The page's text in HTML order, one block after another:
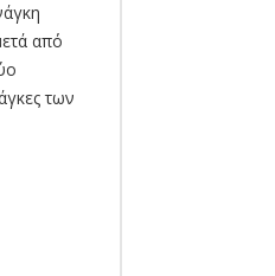
από
των